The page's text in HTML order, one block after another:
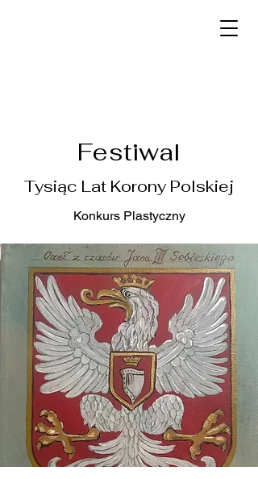
Festiwal
Tysiąc Lat Korony Polskiej
Konkurs Plastyczny